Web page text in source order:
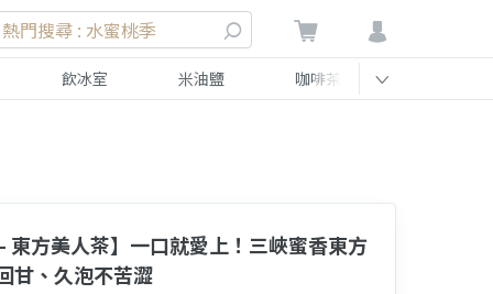
熱門搜尋 : 水蜜桃季
飲冰室 米油鹽 咖啡茶
- 東方美人茶】一口就愛上！三峽蜜香東方
甘、久泡不苦澀